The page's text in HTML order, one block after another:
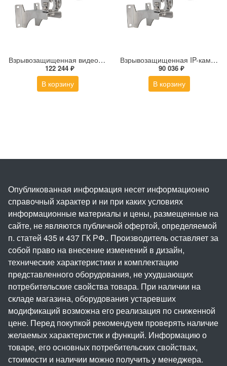
Взрывозащищенная видеокамера Релион Релион-Exd-Н-150-ИК-IP2Мп5-50Z-220-SD-С-TR
122 244 ₽
В корзину
Взрывозащищенная IP-камера Релион Релион-Exd-Н-150-ИК-IP2Мп2.8mm-220-С-TR
90 036 ₽
В корзину
Опубликованная информация несет информационно
справочный характер и ни при каких условиях
информационные материалы и цены, размещенные на
сайте, не являются публичной офертой, определяемой
п. статей 435 и 437 ГК РФ.. Производитель оставляет за
собой право на внесение изменений в дизайн,
технические характеристики и комплектацию
представленного оборудования, не ухудшающих
потребительские свойства товара. При наличии на
складе магазина, оборудования устаревших
модификаций возможна его реализация по сниженной
цене. Перед покупкой рекомендуем проверять наличие
желаемых характеристик и функций. Информацию о
товаре, его основных потребительских свойствах,
стоимости и наличии можно получить у менеджера.